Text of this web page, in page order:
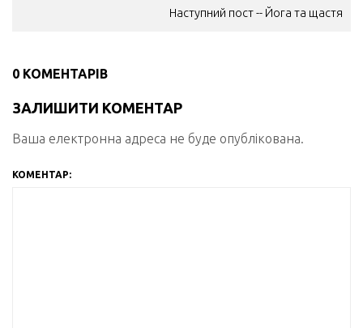
Наступний пост -- Йога та щастя
0 КОМЕНТАРІВ
ЗАЛИШИТИ КОМЕНТАР
Ваша електронна адреса не буде опублікована.
КОМЕНТАР: